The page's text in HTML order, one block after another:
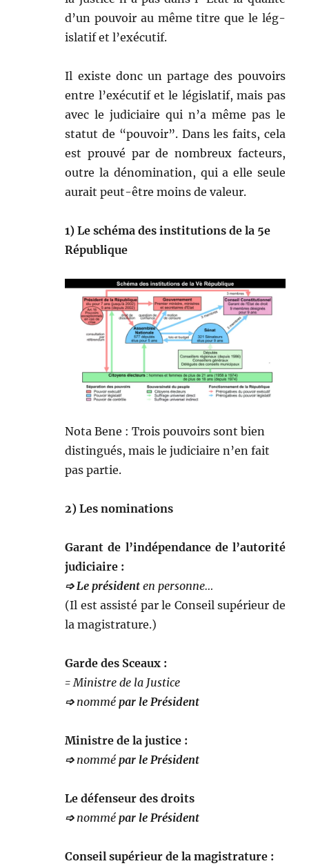
d’un pou­voir au même titre que le lég­
is­latif et l’exécutif.
Il existe donc un partage des pou­voirs
entre l’exécutif et le lég­is­latif, mais pas
avec le judi­ci­aire qui n’a même pas le
statut de “pou­voir”. Dans les faits, cela
est prou­vé par de nom­breux fac­teurs,
out­re la dénom­i­na­tion, qui a elle seule
aurait peut-être moins de valeur.
1) Le sché­ma des insti­tu­tions de la 5e
République
Nota Bene : Trois pou­voirs sont bien
dis­tin­gués, mais le judi­ci­aire n’en fait
pas partie.
2) Les nominations
Garant de l’indépendance de l’autorité
judiciaire :
➩ Le prési­dent en personne…
(Il est assisté par le Con­seil supérieur de
la magistrature.)
Garde des Sceaux :
= Min­istre de la Justice
➩ nom­mépar le Prési­dent
Min­istre de la justice :
➩ nom­mépar le Prési­dent
Le défenseur des droits
➩ nom­mépar le Prési­dent
Con­seil supérieur de la magistrature :